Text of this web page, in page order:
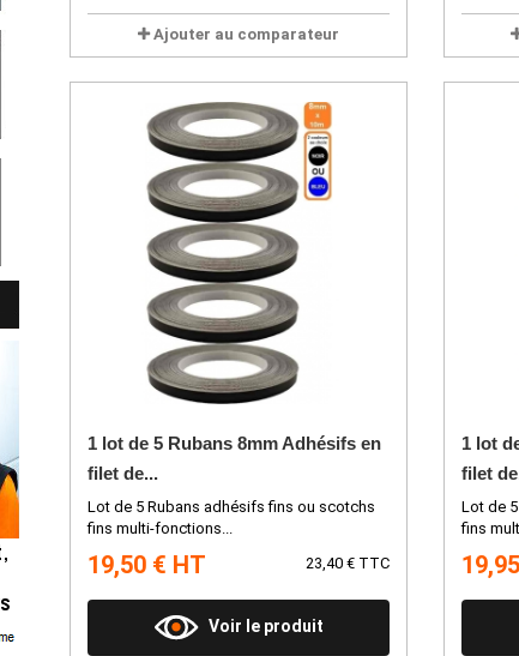
Ajouter au comparateur
1 lot de 5 Rubans 8mm Adhésifs en
filet de...
Lot de 5 Rubans adhésifs fins ou scotchs
fins multi-fonctions...
19,50 € HT 23,40 € TTC
Voir le produit
1 lot
filet
Lot de
fins